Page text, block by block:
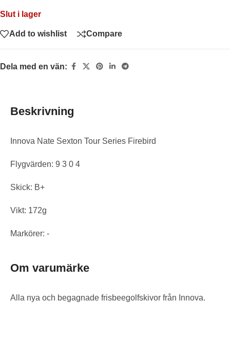
Slut i lager
Add to wishlist Compare
Dela med en vän:
Beskrivning
Innova Nate Sexton Tour Series Firebird
Flygvärden: 9 3 0 4
Skick: B+
Vikt: 172g
Markörer: -
Om varumärke
Alla nya och begagnade frisbeegolfskivor från Innova.